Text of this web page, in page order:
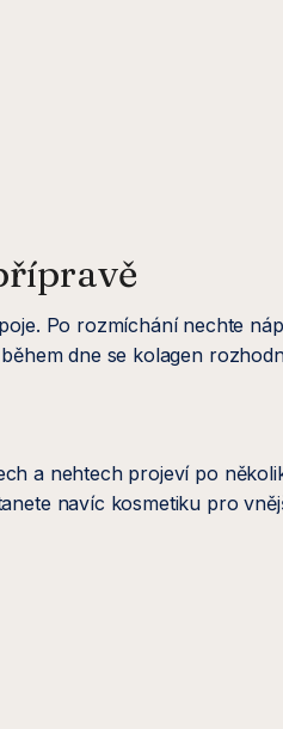
Po rozmíchání nechte
dne se kolagen
a nehtech projeví po
navíc kosmetiku pro